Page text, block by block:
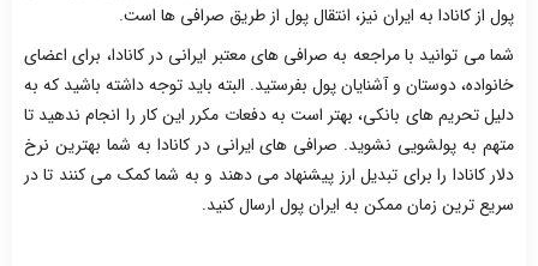
پول از کانادا به ایران نیز، انتقال پول از طریق صرافی ها است.
شما می توانید با مراجعه به صرافی های معتبر ایرانی در کانادا، برای اعضای
خانواده، دوستان و آشنایان پول بفرستید. البته باید توجه داشته باشید که به
دلیل تحریم های بانکی، بهتر است به دفعات مکرر این کار را انجام ندهید تا
متهم به پولشویی نشوید. صرافی های ایرانی در کانادا به شما بهترین نرخ
دلار کانادا را برای تبدیل ارز پیشنهاد می دهند و به شما کمک می کنند تا در
سریع ترین زمان ممکن به ایران پول ارسال کنید.